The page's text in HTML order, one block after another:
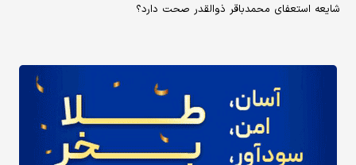
شایعه استعفای محمدباقر ذوالقدر صحت دارد؟